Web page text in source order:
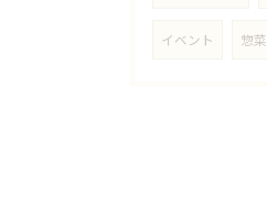
イベント 惣菜